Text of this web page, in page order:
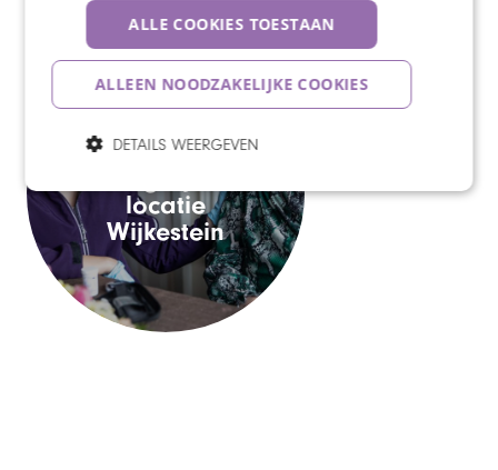
locatie
Wijkestein
locatie
Wijkestein
ALLE COOKIES TOESTAAN
ALLEEN NOODZAKELIJKE COOKIES
DETAILS WEERGEVEN